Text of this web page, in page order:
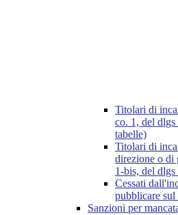
Titolari di
co. 1, del
tabelle)
Titolari di
direzione o di
1-bis, del
Cessati
pubblicare
Sanzioni per